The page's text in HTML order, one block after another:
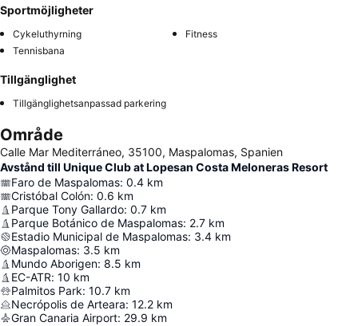
Sportmöjligheter
Cykeluthyrning
Fitness
Tennisbana
Tillgänglighet
Tillgänglighetsanpassad parkering
Område
Calle Mar Mediterráneo, 35100, Maspalomas, Spanien
Avstånd till Unique Club at Lopesan Costa Meloneras Resort
Faro de Maspalomas: 0.4 km
Cristóbal Colón: 0.6 km
Parque Tony Gallardo: 0.7 km
Parque Botánico de Maspalomas: 2.7 km
Estadio Municipal de Maspalomas: 3.4 km
Maspalomas: 3.5 km
Mundo Aborigen: 8.5 km
EC-ATR: 10 km
Palmitos Park: 10.7 km
Necrópolis de Arteara: 12.2 km
Gran Canaria Airport: 29.9 km